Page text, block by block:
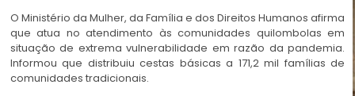
O Ministério da Mulher, da Família e dos Direitos Humanos afirma
que atua no atendimento às comunidades quilombolas em
situação de extrema vulnerabilidade em razão da pandemia.
Informou que distribuiu cestas básicas a 171,2 mil famílias de
comunidades tradicionais.